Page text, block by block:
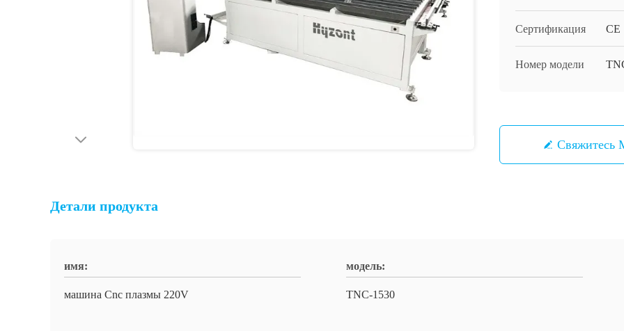
Сертификация CE
Номер модели
Свяжитесь
Детали продукта
имя:
машина Cnc плазмы 220V
модель:
TNC-1530